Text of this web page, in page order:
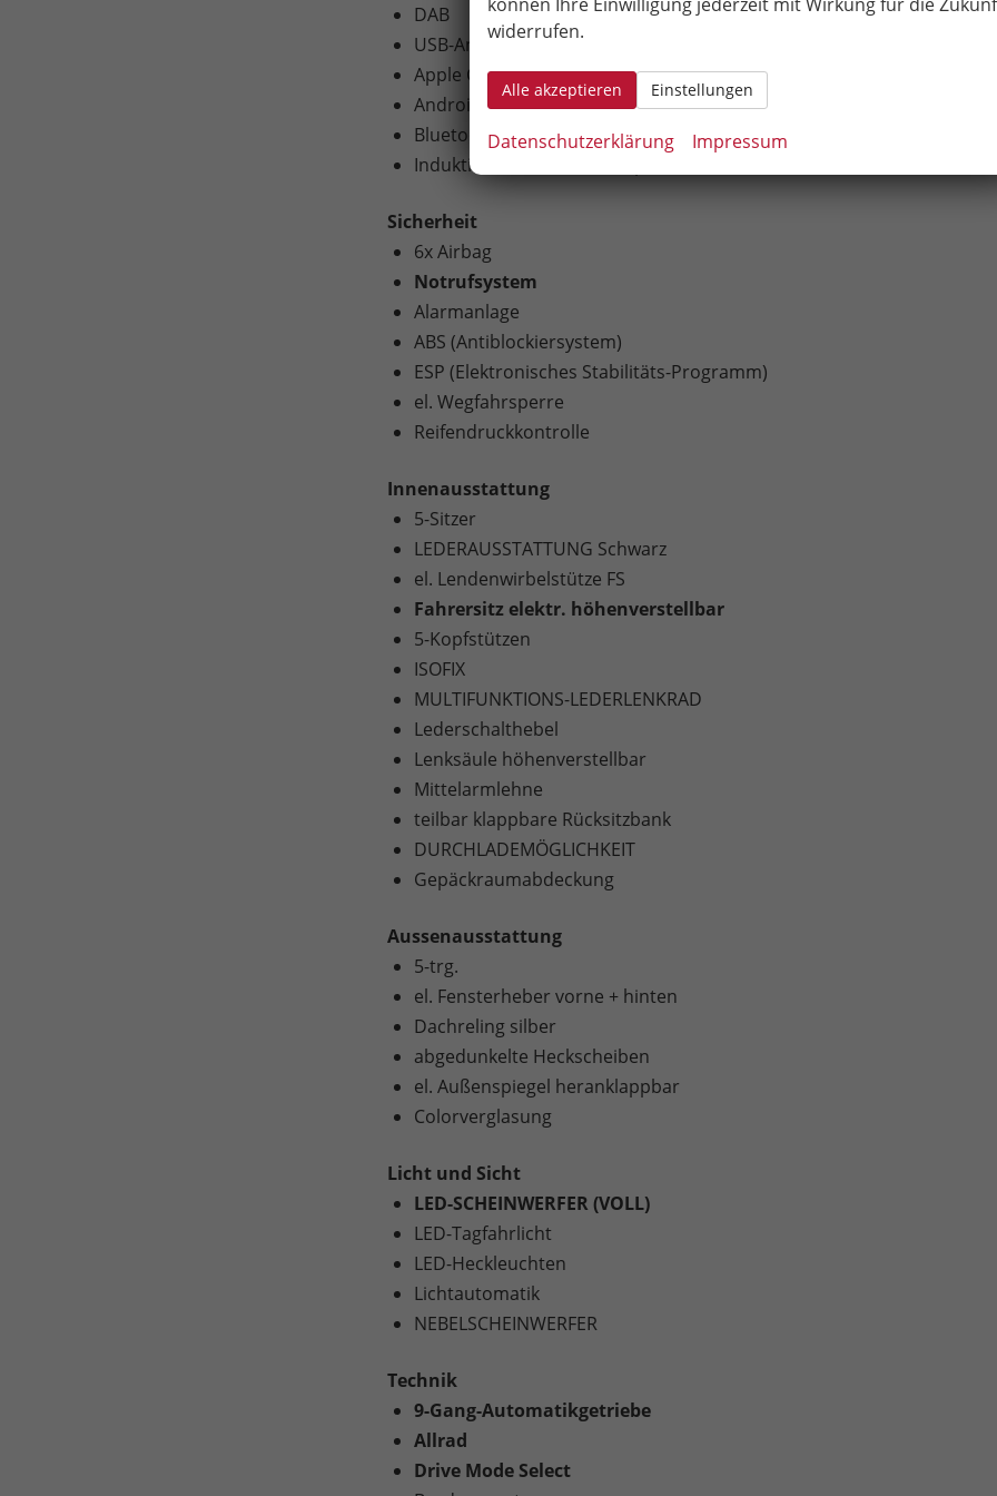
DAB
USB-Anschluss
Apple Car Play
Android Auto
Bluetooth
Induktionsladen für Smartphones
Sicherheit
6x Airbag
Notrufsystem
Alarmanlage
ABS (Antiblockiersystem)
ESP (Elektronisches Stabilitäts-Programm)
el. Wegfahrsperre
Reifendruckkontrolle
Innenausstattung
5-Sitzer
LEDERAUSSTATTUNG Schwarz
el. Lendenwirbelstütze FS
Fahrersitz elektr. höhenverstellbar
5-Kopfstützen
ISOFIX
MULTIFUNKTIONS-LEDERLENKRAD
Lederschalthebel
Lenksäule höhenverstellbar
Mittelarmlehne
teilbar klappbare Rücksitzbank
DURCHLADEMÖGLICHKEIT
Gepäckraumabdeckung
Aussenausstattung
5-trg.
el. Fensterheber vorne + hinten
Dachreling silber
abgedunkelte Heckscheiben
el. Außenspiegel heranklappbar
Colorverglasung
Licht und Sicht
LED-SCHEINWERFER (VOLL)
LED-Tagfahrlicht
LED-Heckleuchten
Lichtautomatik
NEBELSCHEINWERFER
Technik
9-Gang-Automatikgetriebe
Allrad
Drive Mode Select
widerrufen.
Alle akzeptieren Einstellungen
Datenschutzerklärung Impressum